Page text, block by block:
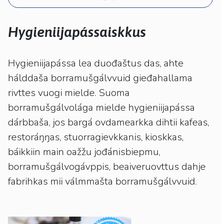
pyyhkäisyliikkeitä.
Hygieniijapássaiskkus
Hygieniijapássa lea duođaštus das, ahte
hálddaša borramušgálvvuid gieđahallama
rivttes vuogi mielde. Suoma
borramušgálvolága mielde hygieniijapássa
dárbbaša, jos bargá ovdamearkka dihtii kafeas,
restoráŋŋas, stuorragievkkanis, kioskkas,
báikkiin main oažžu jođánisbiepmu,
borramušgálvogávppis, beaiveruovttus dahje
fabrihkas mii válmmašta borramušgálvvuid.